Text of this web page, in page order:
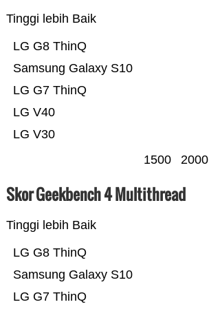
Tinggi lebih Baik
LG V30
LG V40
LG G7 ThinQ
Samsung Galaxy S10
LG G8 ThinQ
1500 2000
Skor Geekbench 4 Multithread
Tinggi lebih Baik
LG G7 ThinQ
Samsung Galaxy S10
LG G8 ThinQ